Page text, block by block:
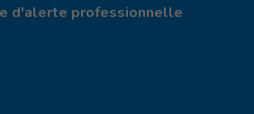
d'alerte professionnelle